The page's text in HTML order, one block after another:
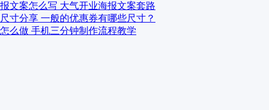
文案怎么写 大气开业海报文案套路
寸分享 一般的优惠券有哪些尺寸？
么做 手机三分钟制作流程教学